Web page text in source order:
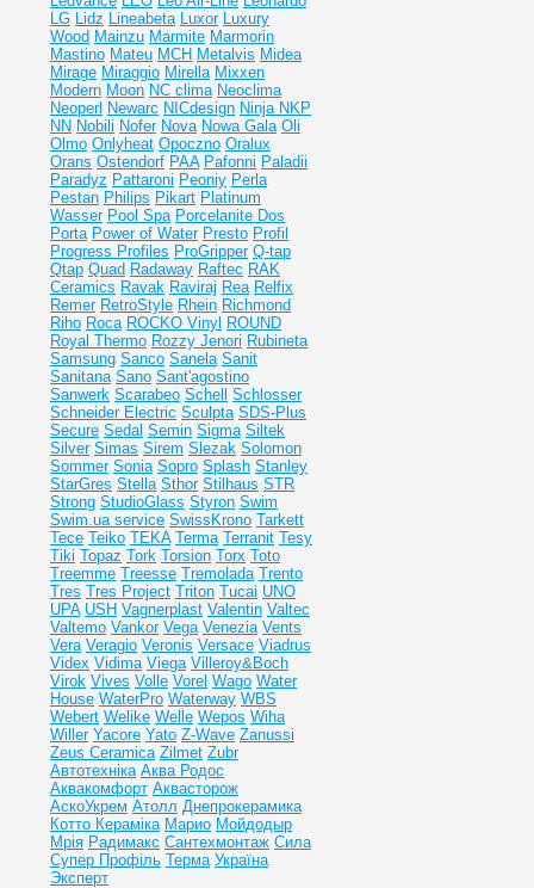
LG Lidz Lineabeta Luxor Luxury
Wood Mainzu Marmite Marmorin
Mastino Mateu MCH Metalvis Midea
Mirage Miraggio Mirella Mixxen
Modern Moon NC clima Neoclima
Neoperl Newarc NICdesign Ninja NKP
NN Nobili Nofer Nova Nowa Gala Oli
Olmo Onlyheat Opoczno Oralux
Orans Ostendorf PAA Pafonni Paladii
Paradyz Pattaroni Peoniy Perla
Pestan Philips Pikart Platinum
Wasser Pool Spa Porcelanite Dos
Porta Power of Water Presto Profil
Progress Profiles ProGripper Q-tap
Qtap Quad Radaway Raftec RAK
Ceramics Ravak Raviraj Rea Relfix
Remer RetroStyle Rhein Richmond
Riho Roca ROCKO Vinyl ROUND
Royal Thermo Rozzy Jenori Rubineta
Samsung Sanco Sanela Sanit
Sanitana Sano Sant'agostino
Sanwerk Scarabeo Schell
Schlosser
Schneider Electric Sculpta SDS-Plus
Secure Sedal Semin Sigma Siltek
Silver Simas Sirem Slezak Solomon
Sommer Sonia Sopro Splash Stanley
StarGres Stella Sthor Stilhaus STR
Strong StudioGlass Styron Swim
Swim.ua service SwissKrono Tarkett
Tece Teiko TEKA Terma Terranit Tesy
Tiki Topaz Tork Torsion Torx Toto
Treemme Treesse Tremolada Trento
Tres Tres Project Triton Tucai UNO
UPA USH Vagnerplast Valentin Valtec
Valtemo Vankor Vega Venezia Vents
Vera Veragio Veronis Versace Viadrus
Videx Vidima Viega Villeroy&Boch
Virok Vives Volle Vorel Wago Water
House WaterPro Waterway WBS
Webert Welike Welle Wepos Wiha
Willer Yacore Yato Z-Wave Zanussi
Zeus Ceramica Zilmet Zubr
Автотехніка Аква Родос
Аквакомфорт Аквасторож
АскоУкрем Атолл Днепрокерамика
Котто Кераміка Марио Мойдодыр
Мрія Радимакс Сантехмонтаж Сила
Супер Профіль Терма Україна
Эксперт